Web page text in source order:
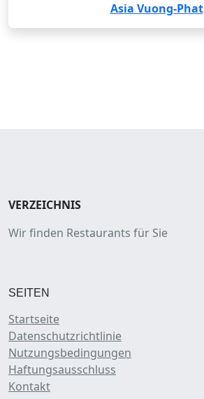
Asia Vuong-Phat
VERZEICHNIS
Wir finden Restaurants für Sie
SEITEN
Startseite
Datenschutzrichtlinie
Nutzungsbedingungen
Haftungsausschluss
Kontakt